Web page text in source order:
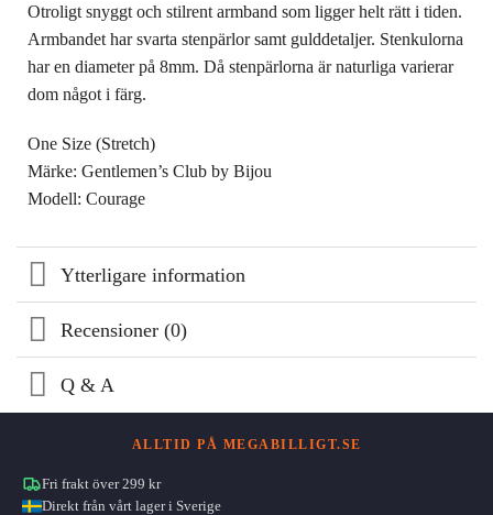
Otroligt snyggt och stilrent armband som ligger helt rätt i tiden.
Armbandet har svarta stenpärlor samt gulddetaljer. Stenkulorna
har en diameter på 8mm. Då stenpärlorna är naturliga varierar
dom något i färg.
One Size (Stretch)
Märke: Gentlemen’s Club by Bijou
Modell: Courage
Ytterligare information
Recensioner (0)
Q & A
ALLTID PÅ MEGABILLIGT.SE
Fri frakt över 299 kr
Direkt från vårt lager i Sverige